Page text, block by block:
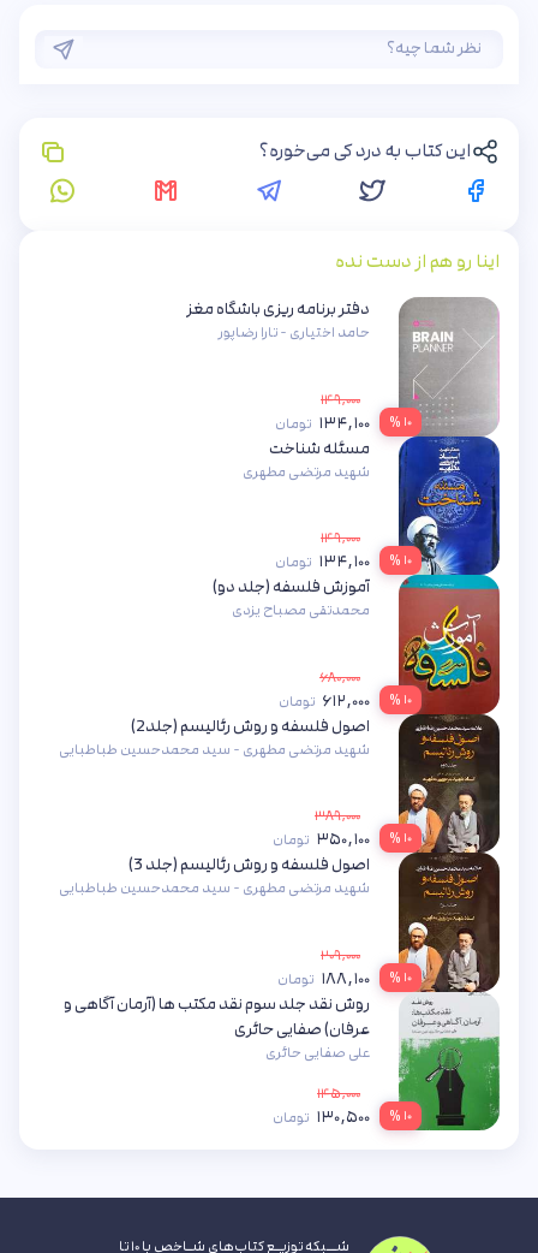
این کتاب به درد کی می‌خوره؟
اینا رو هم از دست نده
۱۰ %
دفتر برنامه ریزی باشگاه مغز
حامد اختیاری - تارا رضاپور
۱۴۹,۰۰۰
۱۳۴,۱۰۰ تومان
۱۰ %
مسئله شناخت
شهید مرتضی مطهری
۱۴۹,۰۰۰
۱۳۴,۱۰۰ تومان
۱۰ %
آموزش فلسفه (جلد دو)
محمدتقی مصباح یزدی
۶۸۰,۰۰۰
۶۱۲,۰۰۰ تومان
۱۰ %
اصول فلسفه و روش رئالیسم (جلد2)
شهید مرتضی مطهری - سید محمدحسین طباطبایی
۳۸۹,۰۰۰
۳۵۰,۱۰۰ تومان
۱۰ %
اصول فلسفه و روش رئالیسم (جلد 3)
شهید مرتضی مطهری - سید محمدحسین طباطبایی
۲۰۹,۰۰۰
۱۸۸,۱۰۰ تومان
۱۰ %
روش نقد جلد سوم نقد مکتب ها (آرمان آگاهی و
عرفان) صفایی حائری
علی صفایی حائری
۱۴۵,۰۰۰
۱۳۰,۵۰۰ تومان
شــبکه توزیـع کتاب‌های شـاخص با ۱۰ تا